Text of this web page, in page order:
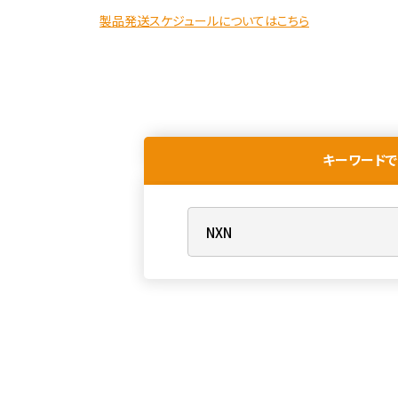
製品発送スケジュールについてはこちら
キーワード